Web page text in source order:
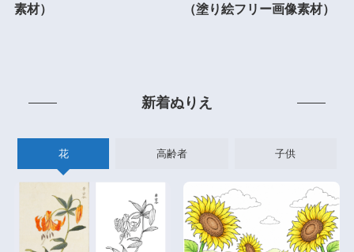
素材）
（塗り絵フリー画像素材）
新着ぬりえ
花 高齢者 子供